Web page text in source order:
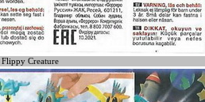
Flippy Creature